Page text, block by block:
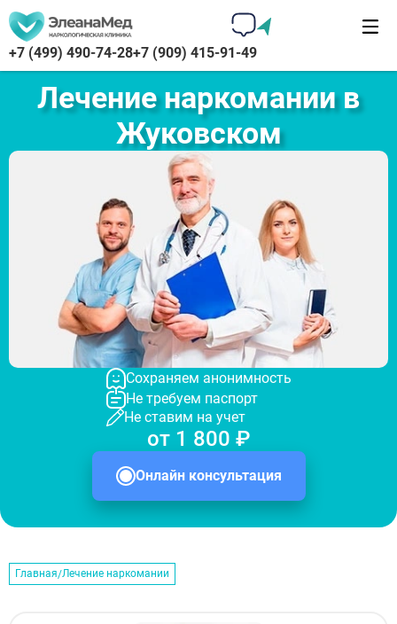
+7 (499) 490-74-28+7 (909) 415-91-49
Лечение наркомании в
Жуковском
Сохраняем анонимность
Не требуем паспорт
Не ставим на учет
Онлайн консультация
от 1 800 ₽
Главная Лечение наркомании